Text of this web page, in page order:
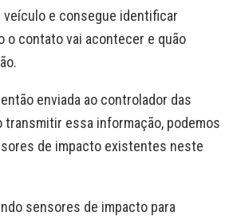
veículo e consegue identificar
o contato vai acontecer e quão
enviada ao controlador das
transmitir essa informação, podemos
de impacto existentes neste
sensores de impacto para